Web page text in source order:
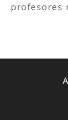
profesores